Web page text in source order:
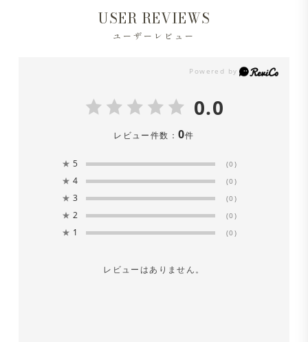
USER REVIEWS
ユーザーレビュー
0.0
レビュー件数： 0件
★ 5 (0)
★ 4 (0)
★ 3 (0)
★ 2 (0)
★ 1 (0)
レビューはありません。